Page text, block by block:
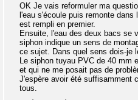
OK Je vais reformuler ma
l'eau s'écoule puis remonte
est rempli en premier.
Ensuite, l'eau des deux bacs se
siphon indique un sens de
ce sujet. Dans quel sens dois-je
Le siphon tuyau PVC de 40
et qui ne me posait pas de
J'espère avoir été suffisamment
tous.